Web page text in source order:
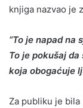
knjiga nazvao je
“To je napad na
To je pokušaj
koja obogaćuje
Za publiku je